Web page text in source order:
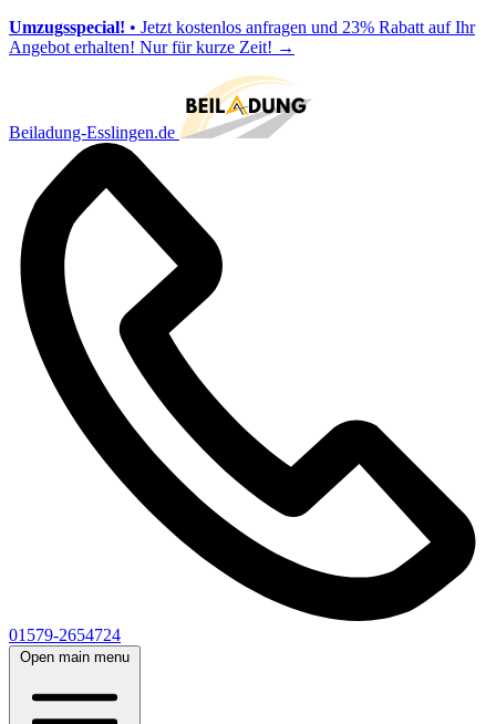
Umzugsspecial! • Jetzt kostenlos anfragen und 23% Rabatt auf Ihr
Angebot erhalten! Nur für kurze Zeit! →
Beiladung-Esslingen.de
01579-2654724
Open main menu